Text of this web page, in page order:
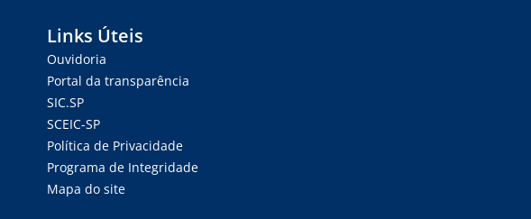
Links Úteis
Ouvidoria
Portal da transparência
SIC.SP
SCEIC-SP
Política de Privacidade
Programa de Integridade
Mapa do site